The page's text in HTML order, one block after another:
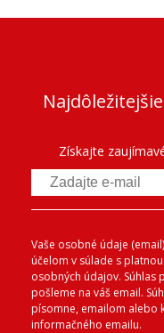
Získajte
Vaše osobné údaje
účelom v súlade s
osobných údajov. Súhlas
pošleme na váš email.
písomne, emailom alebo
informačného emailu.